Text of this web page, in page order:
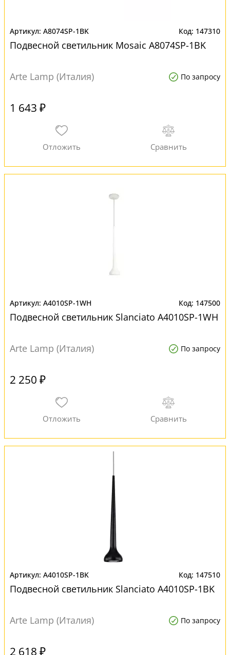
A8074SP-1BK 147310
Подвесной светильник Mosaic A8074SP-1BK
Arte Lamp (Италия) По запросу
1 643 ₽
A4010SP-1WH 147500
Подвесной светильник Slanciato A4010SP-1WH
Arte Lamp (Италия) По запросу
2 250 ₽
A4010SP-1BK 147510
Подвесной светильник Slanciato A4010SP-1BK
Arte Lamp (Италия) По запросу
2 618 ₽